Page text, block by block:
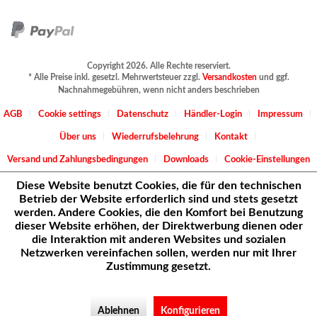
Copyright 2026. Alle Rechte reserviert.
* Alle Preise inkl. gesetzl. Mehrwertsteuer zzgl. Versandkostenund ggf.
Nachnahmegebühren, wenn nicht anders beschrieben
AGB Cookie settings Datenschutz Händler-Login Impressum
Über uns Wiederrufsbelehrung Kontakt
Versand und Zahlungsbedingungen Downloads Cookie-Einstellungen
Diese Website benutzt Cookies, die für den technischen
Betrieb der Website erforderlich sind und stets gesetzt
werden. Andere Cookies, die den Komfort bei Benutzung
dieser Website erhöhen, der Direktwerbung dienen oder
die Interaktion mit anderen Websites und sozialen
Netzwerken vereinfachen sollen, werden nur mit Ihrer
Zustimmung gesetzt.
Ablehnen Konfigurieren